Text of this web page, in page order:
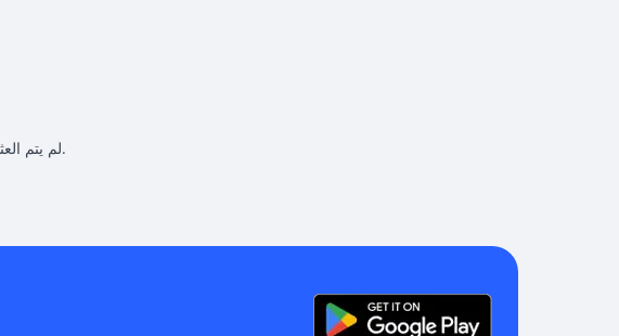
لم يتم العثور على مقالات مطابقة للبحث الذي تم تحديده.